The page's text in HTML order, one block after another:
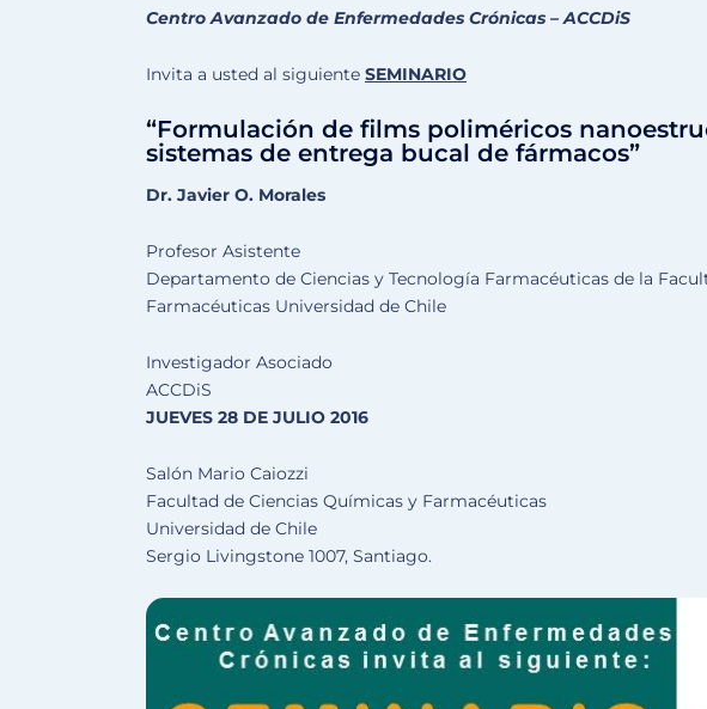
Centro Avanzado de Enfermedades Crónicas – ACCDiS
Invita a usted al siguiente SEMINARIO
“Formulación de films poliméricos
sistemas de entrega bucal de fármacos”
Dr. Javier O. Morales
Profesor Asistente
Departamento de Ciencias y Tecnología Farmacéuticas de la
Farmacéuticas Universidad de Chile
Investigador Asociado
ACCDiS
JUEVES 28 DE JULIO 2016
Salón Mario Caiozzi
Facultad de Ciencias Químicas y Farmacéuticas
Universidad de Chile
Sergio Livingstone 1007, Santiago.